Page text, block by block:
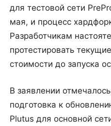
для тестовой сети
мая, и процесс
Разработчикам
протестировать
стоимости до запуска
В заявлении
подготовка к
Plutus для основной